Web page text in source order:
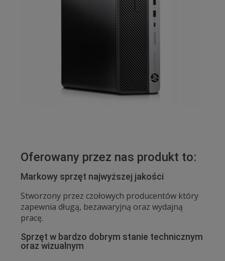
Oferowany przez nas produkt to:
Markowy sprzęt najwyższej jakości
Stworzony przez czołowych producentów który
zapewnia długą, bezawaryjną oraz wydajną
pracę.
Sprzęt w bardzo dobrym stanie technicznym
oraz wizualnym